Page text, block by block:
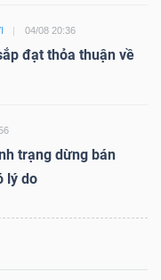
04/08 20:36
đạt thỏa thuận về
trạng dừng bán
lý do